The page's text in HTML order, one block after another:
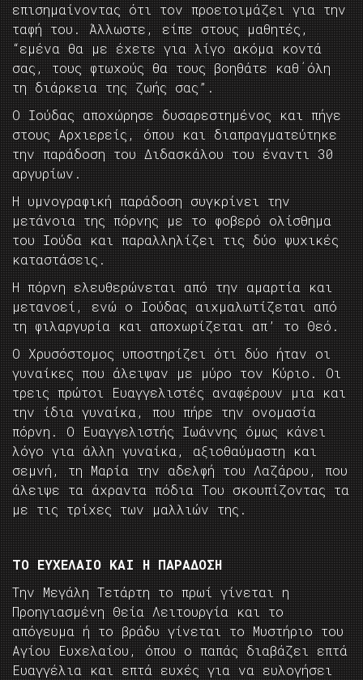
επισημαίνοντας ότι τον προετοιμάζει για την
ταφή του. Άλλωστε, είπε στους μαθητές,
“εμένα θα με έχετε για λίγο ακόμα κοντά
σας, τους φτωχούς θα τους βοηθάτε καθ΄όλη
τη διάρκεια της ζωής σας”.
Ο Ιούδας αποχώρησε δυσαρεστημένος και πήγε
στους Αρχιερείς, όπου και διαπραγματεύτηκε
την παράδοση του Διδασκάλου του έναντι 30
αργυρίων.
Η υμνογραφική παράδοση συγκρίνει την
μετάνοια της πόρνης με το φοβερό ολίσθημα
του Ιούδα και παραλληλίζει τις δύο ψυχικές
καταστάσεις.
Η πόρνη ελευθερώνεται από την αμαρτία και
μετανοεί, ενώ ο Ιούδας αιχμαλωτίζεται από
τη φιλαργυρία και αποχωρίζεται απ’ το Θεό.
Ο Χρυσόστομος υποστηρίζει ότι δύο ήταν οι
γυναίκες που άλειψαν με μύρο τον Κύριο. Οι
τρεις πρώτοι Ευαγγελιστές αναφέρουν μια και
την ίδια γυναίκα, που πήρε την ονομασία
πόρνη. Ο Ευαγγελιστής Ιωάννης όμως κάνει
λόγο για άλλη γυναίκα, αξιοθαύμαστη και
σεμνή, τη Μαρία την αδελφή του Λαζάρου, που
άλειψε τα άχραντα πόδια Του σκουπίζοντας τα
με τις τρίχες των μαλλιών της.
ΤΟ ΕΥΧΕΛΑΙΟ ΚΑΙ Η ΠΑΡΑΔΟΣΗ
Την Μεγάλη Τετάρτη το πρωί γίνεται η
Προηγιασμένη Θεία Λειτουργία και το
απόγευμα ή το βράδυ γίνεται το Μυστήριο του
Αγίου Ευχελαίου, όπου ο παπάς διαβάζει επτά
Ευαγγέλια και επτά ευχές για να ευλογήσει